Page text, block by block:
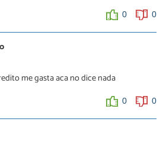
0 0
me gasta aca no dice nada
0 0